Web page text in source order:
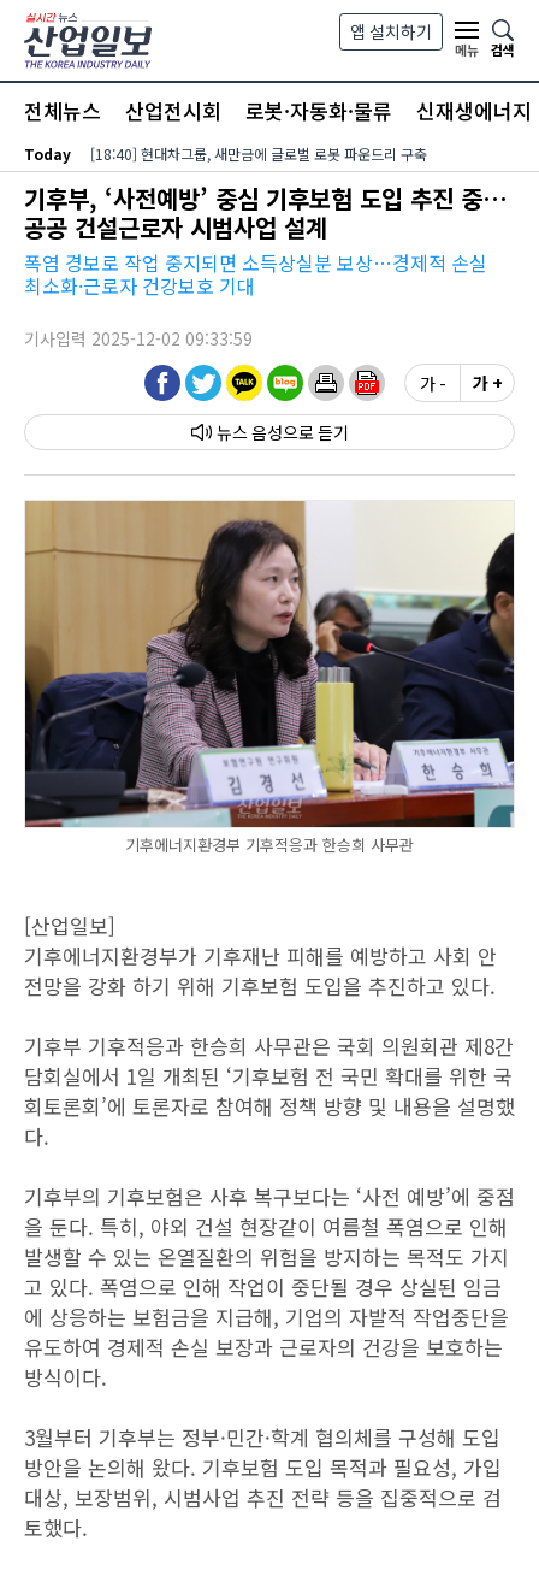
본문 바로가기
앱 설치하기
메뉴
검색
전체뉴스 산업전시회 로봇·자동화·물류 신재생에너지
Today [18:40] 현대차그룹, 새만금에 글로벌 로봇 파운드리 구축
기후부, ‘사전예방’ 중심 기후보험 도입 추진 중…
공공 건설근로자 시범사업 설계
폭염 경보로 작업 중지되면 소득상실분 보상…경제적 손실
최소화·근로자 건강보호 기대
기사입력 2025-12-02 09:33:59
뉴스 음성
가 - 가 +
기후에너지환경부 기후적응과 한승희 사무관
[산업일보]
기후에너지환경부가 기후재난 피해를 예방하고 사회 안
전망을 강화 하기 위해 기후보험 도입을 추진하고 있다.
기후부 기후적응과 한승희 사무관은 국회 의원회관 제8간
담회실에서 1일 개최된 ‘기후보험 전 국민 확대를 위한 국
회토론회’에 토론자로 참여해 정책 방향 및 내용을 설명했
다.
기후부의 기후보험은 사후 복구보다는 ‘사전 예방’에 중점
을 둔다. 특히, 야외 건설 현장같이 여름철 폭염으로 인해
발생할 수 있는 온열질환의 위험을 방지하는 목적도 가지
고 있다. 폭염으로 인해 작업이 중단될 경우 상실된 임금
에 상응하는 보험금을 지급해, 기업의 자발적 작업중단을
유도하여 경제적 손실 보장과 근로자의 건강을 보호하는
방식이다.
3월부터 기후부는 정부·민간·학계 협의체를 구성해 도입
방안을 논의해 왔다. 기후보험 도입 목적과 필요성, 가입
대상, 보장범위, 시범사업 추진 전략 등을 집중적으로 검
토했다.